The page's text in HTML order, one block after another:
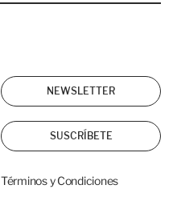
NEWSLETTER
SUSCRÍBETE
Términos y Condiciones